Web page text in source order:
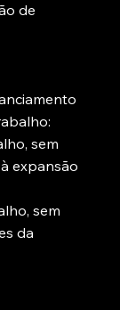
de
sem
expansão
sem
da